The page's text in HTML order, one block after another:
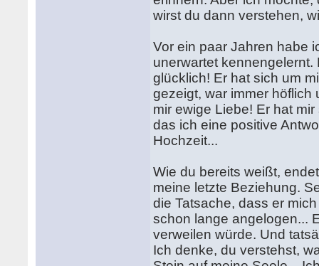
wirst du dann verstehen,
Vor ein paar Jahren habe
unerwartet
glücklich! Er hat sich um
gezeigt, war immer höflich
mir ewige Liebe! Er hat
das ich eine positive
Hochzeit...
Wie du bereits weißt,
meine letzte Beziehung.
die Tatsache, dass er
schon lange angelogen...
verweilen würde. Und
Ich denke, du verstehst,